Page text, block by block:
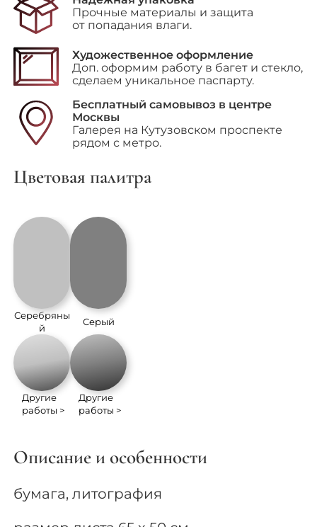
Прочные материалы и защита
от попадания влаги.
Художественное оформление
Доп. оформим работу в багет и стекло,
сделаем уникальное паспарту.
Бесплатный самовывоз в центре
Москвы
Галерея на Кутузовском проспекте
рядом с метро.
Цветовая палитра
Серебряны
й
Другие
работы >
Серый
Другие
работы >
Описание и особенности
бумага, литография